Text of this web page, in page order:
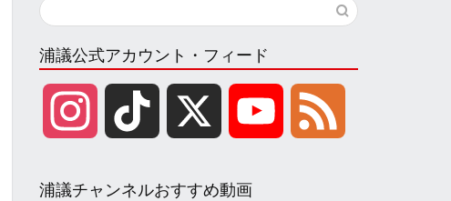
浦議公式アカウント・フィード
浦議チャンネルおすすめ動画